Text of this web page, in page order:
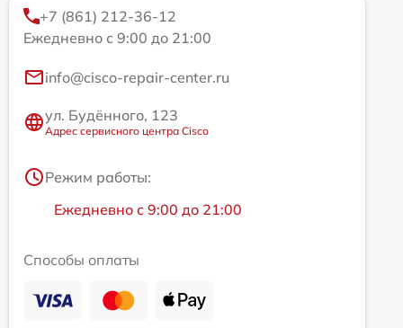
+7 (861) 212-36-12
Ежедневно с 9:00 до 21:00
info@cisco-repair-center.ru
ул. Будённого, 123
Адрес сервисного центра Cisco
Режим работы:
Ежедневно с 9:00 до 21:00
Способы оплаты